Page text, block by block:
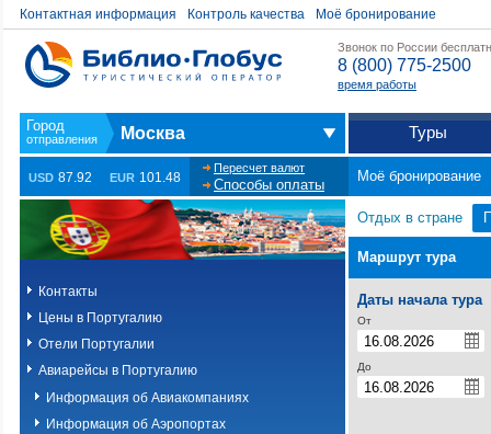
Контактная информация Контроль качества Моё бронирование
Звонок по России
8 (800) 775-2500
время работы
Москва Туры
USD 87.92 EUR 101.48
Пересчет валют
Способы оплаты
Моё бронирование
Контакты
Цены в Португалию
Отели Португалии
Авиарейсы в Португалию
Информация об Авиакомпаниях
Информация об Аэропортах
Отдых в стране
Маршрут тура
Даты начала тура
От
До